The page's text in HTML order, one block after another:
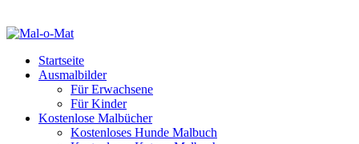
Startseite
Ausmalbilder
Für Erwachsene
Für Kinder
Kostenlose Malbücher
Kostenloses Hunde Malbuch